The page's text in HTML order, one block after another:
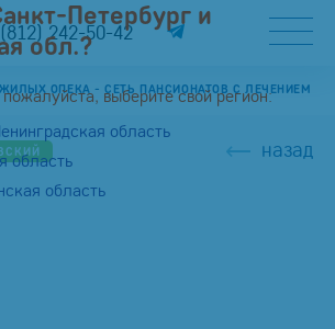
242-50-42
ОПЕКА - СЕТЬ ПАНСИОНАТОВ С ЛЕЧЕНИЕМ
назад
Петербург и
обл.?
выберите свой регион:
область
область
область